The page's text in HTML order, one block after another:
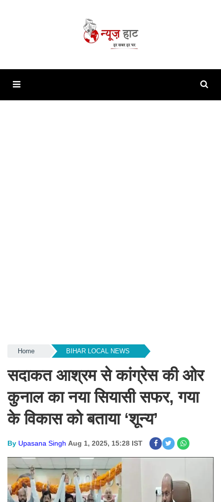
Home BIHAR LOCAL NEWS
सदाकत आश्रम से कांग्रेस की ओर
कुनाल का नया सियासी सफर, गया
के विकास को बताया ‘शून्य’
By Upasana Singh Aug 1, 2025, 15:28 IST